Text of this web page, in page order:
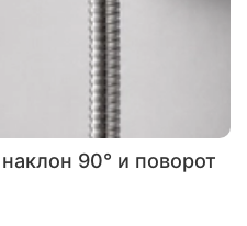
90° и поворот